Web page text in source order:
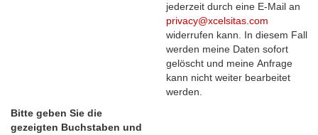
jederzeit durch eine E-Mail an
privacy@xcelsitas.com
widerrufen kann. In diesem Fall
werden meine Daten sofort
gelöscht und meine Anfrage
kann nicht weiter bearbeitet
werden.
Bitte geben Sie die
gezeigten Buchstaben und